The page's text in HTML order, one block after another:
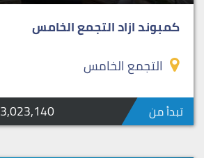
كمبوند ازاد التجمع الخامس
التجمع الخامس
تبدأ من 3,023,140 ج.م